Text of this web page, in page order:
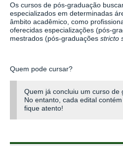
Os cursos de pós-graduação
especializados em determinadas
âmbito acadêmico, como
oferecidas especializações (pós-
mestrados (pós-graduações stricto
Quem pode cursar?
Quem já concluiu um curso de
No entanto, cada edital
fique atento!